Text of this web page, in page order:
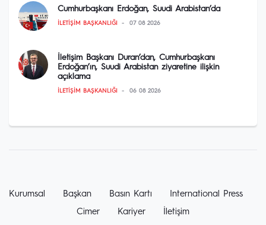
Cumhurbaşkanı Erdoğan, Suudi Arabistan’da
İLETIŞIM BAŞKANLIĞI 07 08 2026
İletişim Başkanı Duran’dan, Cumhurbaşkanı
Erdoğan’ın, Suudi Arabistan ziyaretine ilişkin
açıklama
İLETIŞIM BAŞKANLIĞI 06 08 2026
Kurumsal Başkan Basın Kartı
International Press
Cimer
Kariyer İletişim